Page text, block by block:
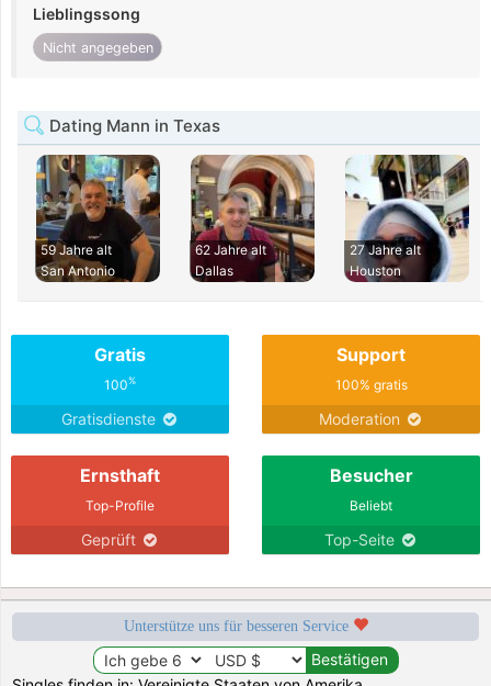
Lieblingssong
Nicht angegeben
Dating Mann in Texas
59 Jahre alt
San Antonio
62 Jahre alt
Dallas
27 Jahre alt
Houston
Gratis
100%
Gratisdienste
Support
100% gratis
Moderation
Ernsthaft
Top-Profile
Geprüft
Besucher
Beliebt
Top-Seite
Unterstütze uns für besseren Service